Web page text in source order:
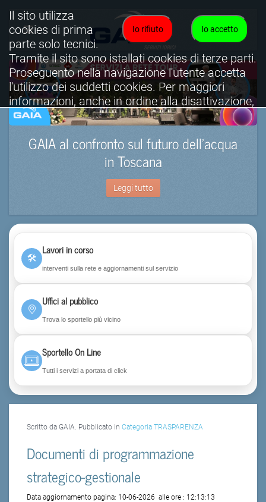
GAIA al confronto sul futuro dell’acqua
in Toscana
Leggi tutto
🛠
Lavori in corso
interventi sulla rete e aggiornamenti sul servizio
Uffici al pubblico
Trova lo sportello più vicino
Sportello On Line
Tutti i servizi a portata di click
Scritto da GAIA. Pubblicato in Categoria TRASPARENZA
Documenti di programmazione
strategico-gestionale
Data aggiornamento pagina: 10-06-2026 alle ore : 12:13:13
Io accetto
Io rifiuto
Il sito utilizza
cookies di prima
parte solo tecnici.
Tramite il sito sono istallati cookies di terze parti.
Proseguento nella navigazione l'utente accetta
l'utilizzo dei suddetti cookies. Per maggiori
informazioni, anche in ordine alla disattivazione,
è possibile consultare l'informativa cookies
completa.
Visualizza informativa completa.